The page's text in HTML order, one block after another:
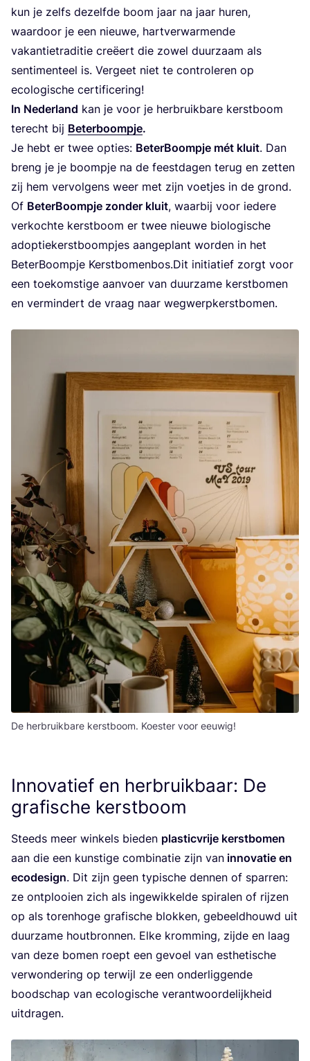
kun je zelfs dezelf­de boom jaar na jaar huren,
waar­door je een nieu­we, hart­ver­war­men­de
vakan­tie­tra­di­tie cre­ëert die zowel duur­zaam als
sen­ti­men­teel is. Ver­geet niet te con­tro­le­ren op
eco­lo­gi­sche certificering!
In Neder­land kan je voor je her­bruik­ba­re kerst­boom
terecht bij Beter­boom­pje.
Je hebt er twee opties: Beter­Boom­pje mét kluit. Dan
breng je je boom­pje na de feest­da­gen terug en zet­ten
zij hem ver­vol­gens weer met zijn voetjes in de grond.
Of Beter­Boom­pje zon­der kluit, waar­bij voor iede­re
ver­koch­te kerst­boom er twee nieu­we bio­lo­gi­sche
adop­tie­kerst­boom­pjes aan­ge­plant wor­den in het
Beter­Boom­pje Kerst­bo­men­bos.​Dit ini­ti­a­tief zorgt voor
een toe­kom­sti­ge aan­voer van duur­za­me kerst­bo­men
en ver­min­dert de vraag naar wegwerpkerstbomen.
De herbruikbare kerstboom. Koester voor eeuwig!
Innovatief en herbruikbaar: De
grafische kerstboom
Steeds meer win­kels bie­den plas­tic­vrije kerst­bo­men
aan die een kun­sti­ge com­bi­na­tie zijn van inno­va­tie en
eco­de­sign. Dit zijn geen typi­sche den­nen of spar­ren:
ze ont­plooi­en zich als inge­wik­kel­de spi­ra­len of rij­zen
op als toren­ho­ge gra­fi­sche blok­ken, gebeeld­houwd uit
duur­za­me hout­bron­nen. Elke krom­ming, zij­de en laag
van deze bomen roept een gevoel van esthe­ti­sche
ver­won­de­ring op ter­wijl ze een onder­lig­gen­de
bood­schap van eco­lo­gi­sche ver­ant­woor­de­lijk­heid
uitdragen.